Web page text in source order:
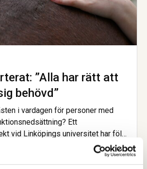
”Alla har rätt att
behövd”
i vardagen för personer med
Ett
vid Linköpings universitet har följt
Hästarna kan öppna dörren till